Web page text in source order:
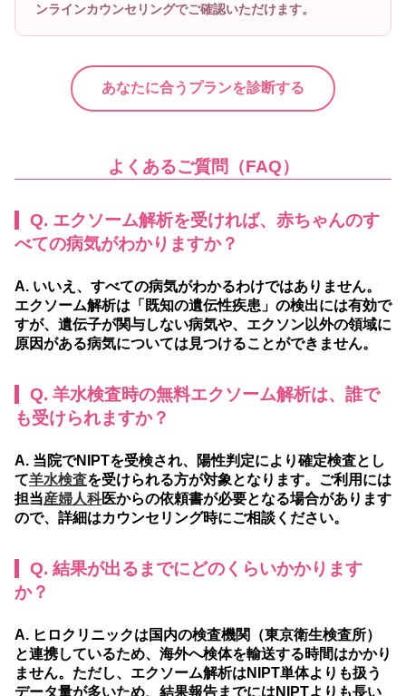
ンラインカウンセリングでご確認いただけます。
あなたに合うプランを診断する
よくあるご質問（FAQ）
Q. エクソーム解析を受ければ、赤ちゃんのす
べての病気がわかりますか？
A. いいえ、すべての病気がわかるわけではありません。
エクソーム解析は「既知の遺伝性疾患」の検出には有効で
すが、遺伝子が関与しない病気や、エクソン以外の領域に
原因がある病気については見つけることができません。
Q. 羊水検査時の無料エクソーム解析は、誰で
も受けられますか？
A. 当院でNIPTを受検され、陽性判定により確定検査とし
て羊水検査を受けられる方が対象となります。ご利用には
担当産婦人科医からの依頼書が必要となる場合があります
ので、詳細はカウンセリング時にご相談ください。
Q. 結果が出るまでにどのくらいかかります
か？
A. ヒロクリニックは国内の検査機関（東京衛生検査所）
と連携しているため、海外へ検体を輸送する時間はかかり
ません。ただし、エクソーム解析はNIPT単体よりも扱う
データ量が多いため、結果報告までにはNIPTよりも長い